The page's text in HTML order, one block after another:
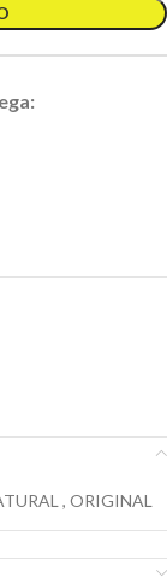
, ORIGINAL